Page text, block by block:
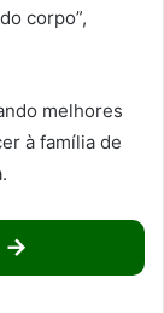
corpo”,
melhores
à família de
→